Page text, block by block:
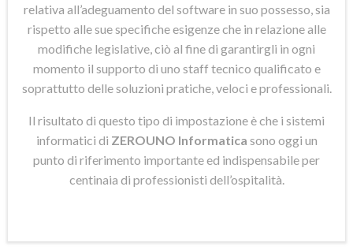
relativa all’adeguamento del software in suo possesso, sia
rispetto alle sue specifiche esigenze che in relazione alle
modifiche legislative, ciò al fine di garantirgli in ogni
momento il supporto di uno staff tecnico qualificato e
soprattutto delle soluzioni pratiche, veloci e professionali.
Il risultato di questo tipo di impostazione è che i sistemi
informatici di ZEROUNO Informatica sono oggi un
punto di riferimento importante ed indispensabile per
centinaia di professionisti dell’ospitalità.